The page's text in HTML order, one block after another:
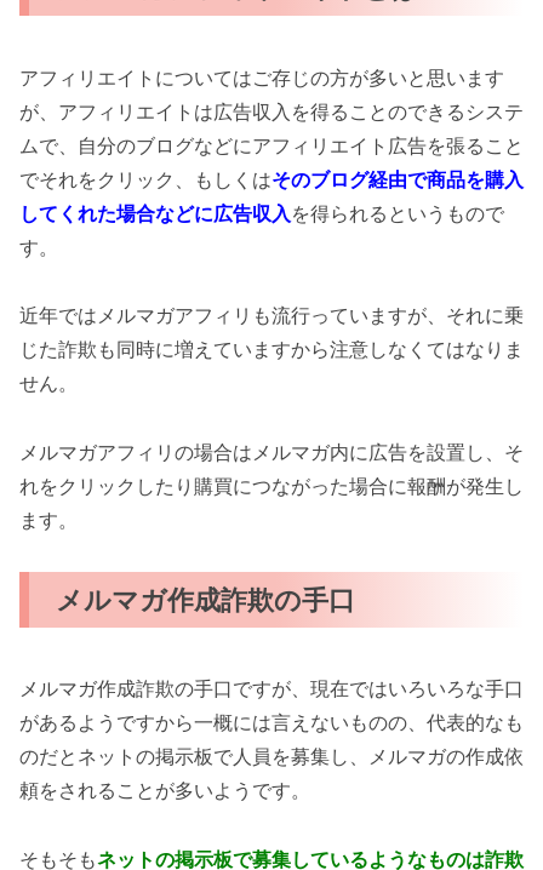
アフィリエイトについてはご存じの方が多いと思います
が、アフィリエイトは広告収入を得ることのできるシステ
ムで、自分のブログなどにアフィリエイト広告を張ること
でそれをクリック、もしくはそのブログ経由で商品を購入
してくれた場合などに広告収入 を得られるというもので
す。
近年ではメルマガアフィリも流行っていますが、それに乗
じた詐欺も同時に増えていますから注意しなくてはなりま
せん。
メルマガアフィリの場合はメルマガ内に広告を設置し、そ
れをクリックしたり購買につながった場合に報酬が発生し
ます。
メルマガ作成詐欺の手口
メルマガ作成詐欺の手口ですが、現在ではいろいろな手口
があるようですから一概には言えないものの、代表的なも
のだとネットの掲示板で人員を募集し、メルマガの作成依
頼をされることが多いようです。
そもそもネットの掲示板で募集しているようなものは詐欺